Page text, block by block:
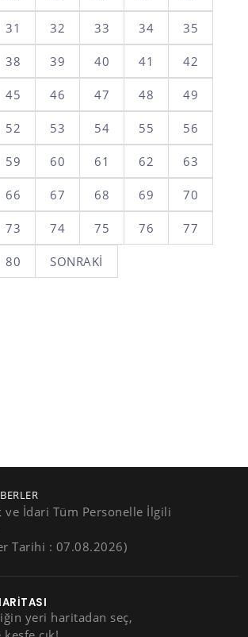
31 32 33 34 35
38 39 40 41 42
45 46 47 48 49
52 53 54 55 56
59 60 61 62 63
66 67 68 69 70
73 74 75 76 77
80 SONRAKI
ve İdari Tüm Personelle İlgili
Tarihi : 07.08.2026)
yeri haritadan seç,